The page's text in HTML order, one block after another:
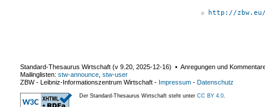
http://
Standard-Thesaurus Wirtschaft (v 9.20 2025-12-16) ▪ Anregungen und
Mailinglisten: stw-announce stw-user
ZBW - Leibniz-Informationszentrum Wirtschaft - Impressum - Datenschutz
Der Standard-Thesaurus Wirtschaft steht unter CC BY 4.0